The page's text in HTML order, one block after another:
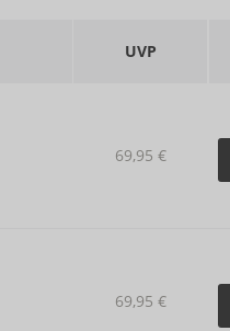
UVP
69,95 €
69,95 €